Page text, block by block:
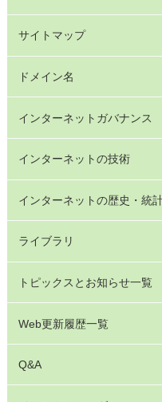
サイトマップ
ドメイン名
インターネットガバナンス
インターネットの技術
インターネットの歴史・統
ライブラリ
トピックスとお知らせ一覧
Web更新履歴一覧
Q&A